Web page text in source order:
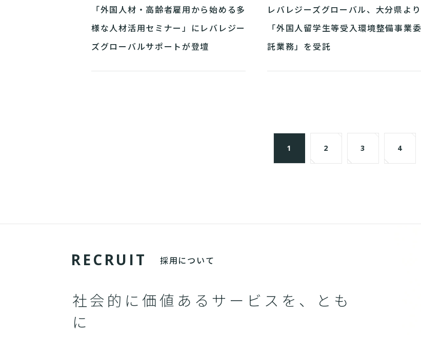
「外国人材・高齢者雇用から始める多
様な人材活用セミナー」にレバレジー
ズグローバルサポートが登壇
レバレジーズグローバル、大分県より
「外国人留学生等受入環境整備事業委
託業務」を受託
1 2 3 4
REC RU IT 採用について
社会的に価値あるサービスを、とも
に